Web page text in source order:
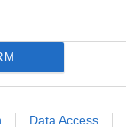
Data Access
går
tarten